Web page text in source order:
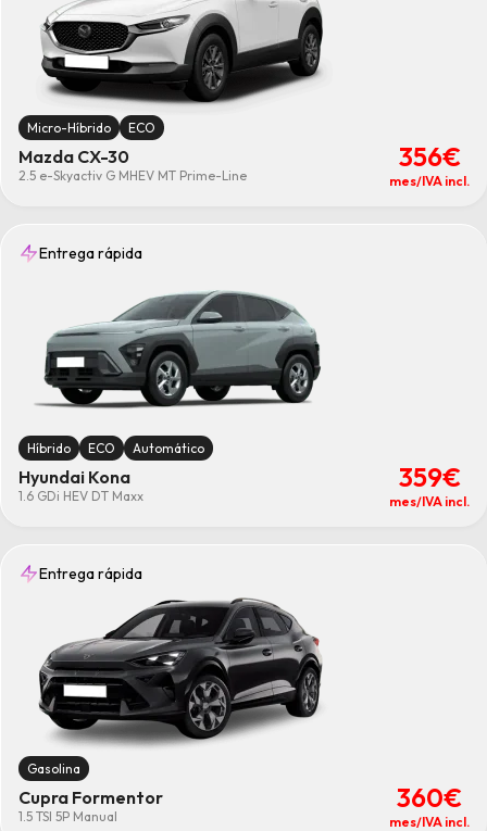
Micro-Híbrido ECO
Mazda CX-30
2.5 e-Skyactiv G MHEV MT Prime-Line
356€
mes/IVA incl.
Entrega rápida
Híbrido ECO Automático
Hyundai Kona
1.6 GDi HEV DT Maxx
359€
mes/IVA incl.
Entrega rápida
Gasolina
Cupra Formentor
1.5 TSI 5P Manual
360€
mes/IVA incl.